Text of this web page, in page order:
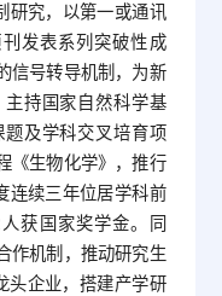
研究，以第一或通讯
发表系列突破性成
信号转导机制，为新
持国家自然科学基
及学科交叉培育项
《生物化学》，推行
连续三年位居学科前
获国家奖学金。同
作机制，推动研究生
头企业，搭建产学研